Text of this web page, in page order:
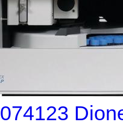
074123